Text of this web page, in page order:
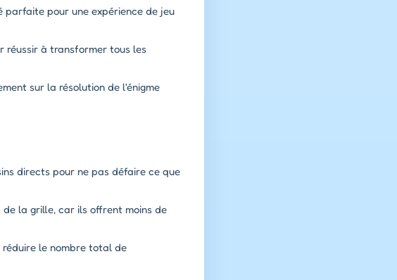
pour une expérience de jeu
réussir à transformer tous les
sur la résolution de l'énigme
directs pour ne pas défaire ce que
la grille, car ils offrent moins de
le nombre total de